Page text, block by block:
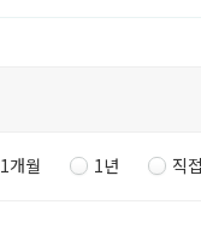
1개월 1년 직